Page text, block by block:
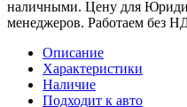
наличными. Цену для
менеджеров. Работаем без
Описание
Характеристики
Наличие
Подходит к авто